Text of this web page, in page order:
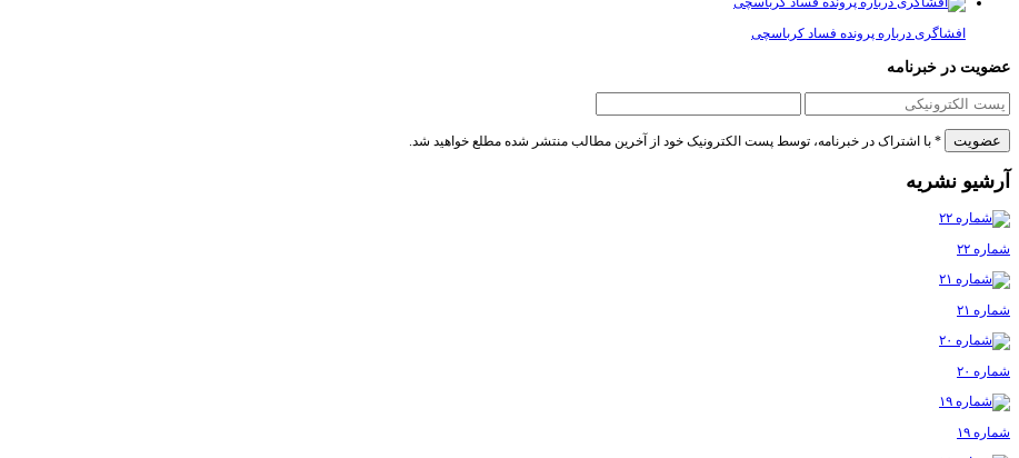
افشاگری درباره پرونده فساد کرباسچی
عضویت در خبرنامه
* با اشتراک در خبرنامه، توسط پست الکترونیک خود از آخرین مطالب منتشر شده مطلع خواهید شد.
آرشیو نشریه
شماره ۲۲
شماره ۲۱
شماره ۲۰
شماره ۱۹